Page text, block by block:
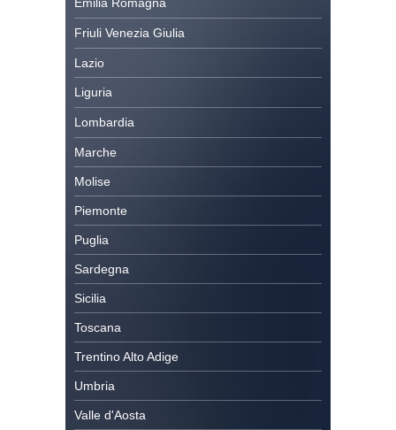
Friuli Venezia Giulia
Lazio
Liguria
Lombardia
Marche
Molise
Piemonte
Puglia
Sardegna
Sicilia
Toscana
Trentino Alto Adige
Umbria
Valle d'Aosta